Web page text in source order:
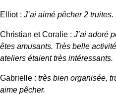
Elliot : J’ai aimé pêcher 2 truites.
Christian et Coralie : J’ai adoré
êtes amusants. Très belle
ateliers étaient très intéressants.
Gabrielle : très bien organisée,
aime pêcher.